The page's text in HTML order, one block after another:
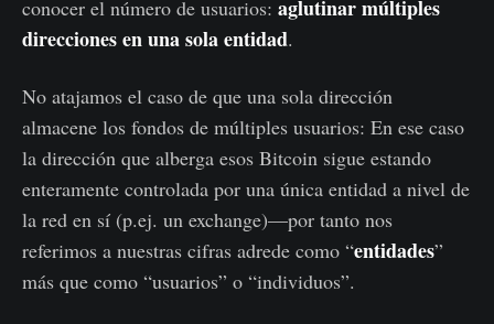
conocer el número de usuarios: aglutinar múltiples
direcciones en una sola entidad.
No atajamos el caso de que una sola dirección
almacene los fondos de múltiples usuarios: En ese caso
la dirección que alberga esos Bitcoin sigue estando
enteramente controlada por una única entidad a nivel de
la red en sí (p.ej. un exchange)—por tanto nos
referimos a nuestras cifras adrede como “entidades”
más que como “usuarios” o “individuos”.